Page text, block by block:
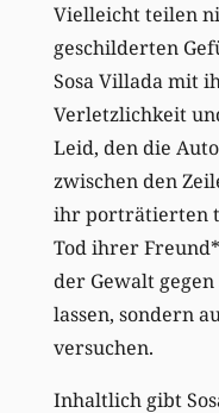
Vielleicht teilen
geschilderten
Sosa Villadamit
Verletzlichkeit
Leid, den die
zwischen den
ihr porträtierten
Tod ihrer
der Gewalt
lassen, sondern
versuchen.
Inhaltlich gibt